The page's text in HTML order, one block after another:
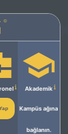
Akademik
Kampüs ağına
bağlanın.